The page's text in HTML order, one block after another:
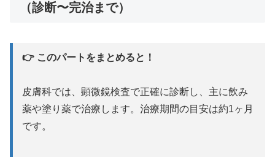
（診断〜完治まで）
👉 このパートをまとめると！
皮膚科では、顕微鏡検査で正確に診断し、主に飲み
薬や塗り薬で治療します。治療期間の目安は約1ヶ月
です。